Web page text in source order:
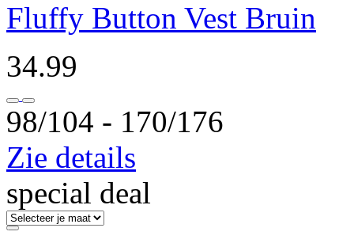
Fluffy Button Vest Bruin
34.99
98/104 ‐ 170/176
Zie details
special deal